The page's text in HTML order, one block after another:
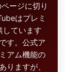
ージに切り
はプレミ
しています
す。公式ア
アム機能の
りますが、